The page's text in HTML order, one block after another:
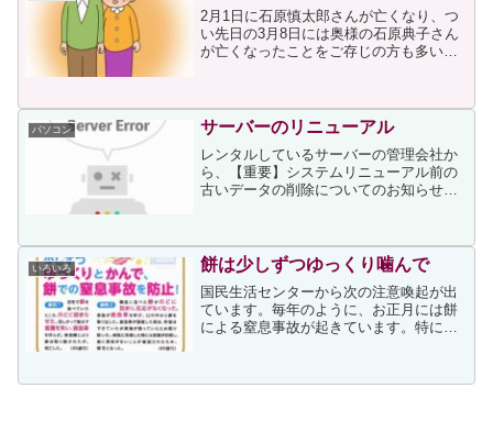
2月1日に石原慎太郎さんが亡くなり、つ
い先日の3月8日には奥様の石原典子さん
が亡くなったことをご存じの方も多いの
ースリーダー」（土曜午前6-8時）に出演
しているのを知っ...
パソコン サーバーのリニューアル
レンタルしているサーバーの管理会社か
ら、【重要】システムリニューアル前の
古いデータの削除についてのお知らせ
に伴い旧サーバーの撤去を行う旨と、次
のページの説明を読むよう...
いろいろ 餅は少しずつゆっくり噛んで
国民生活センターから次の注意喚起が出
ています。毎年のように、お正月には餅
による窒息事故が起きています。特に高